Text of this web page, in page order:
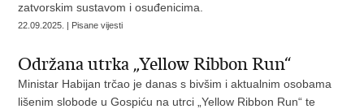
zatvorskim sustavom i osuđenicima.
22.09.2025. | Pisane vijesti
Održana utrka „Yellow Ribbon Run“
Ministar Habijan trčao je danas s bivšim i aktualnim osobama
lišenim slobode u Gospiću na utrci „Yellow Ribbon Run“ te